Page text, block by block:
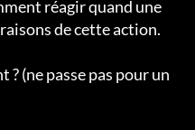
réagir quand une
de cette action.
? (ne passe pas pour un